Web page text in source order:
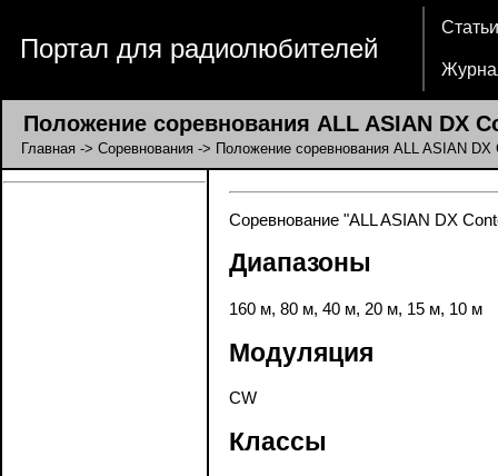
Портал для радиолюбителей
Статьи
Положение соревнования ALL ASIAN DX
Главная -> Соревнования -> Положение соревнования ALL ASIAN DX
Соревнование "ALL ASIAN DX
Диапазоны
160 м, 80 м, 40 м, 20 м, 15 м, 10 м
Модуляция
CW
Классы